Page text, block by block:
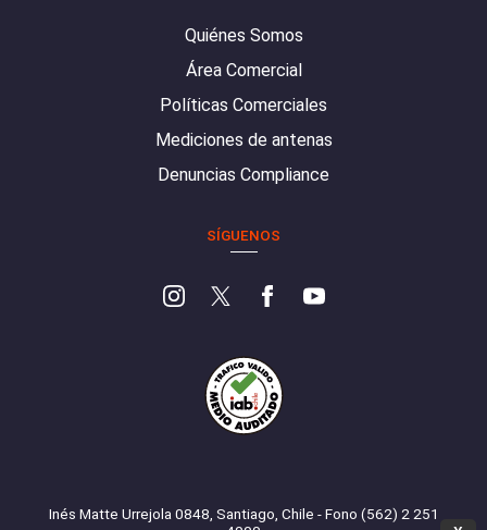
Quiénes Somos
Área Comercial
Políticas Comerciales
Mediciones de antenas
Denuncias Compliance
SÍGUENOS
Inés Matte Urrejola 0848, Santiago, Chile - Fono (562) 2 251